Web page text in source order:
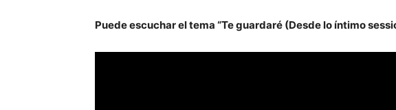
Puede escuchar el tema “Te guardaré (Desde lo íntimo